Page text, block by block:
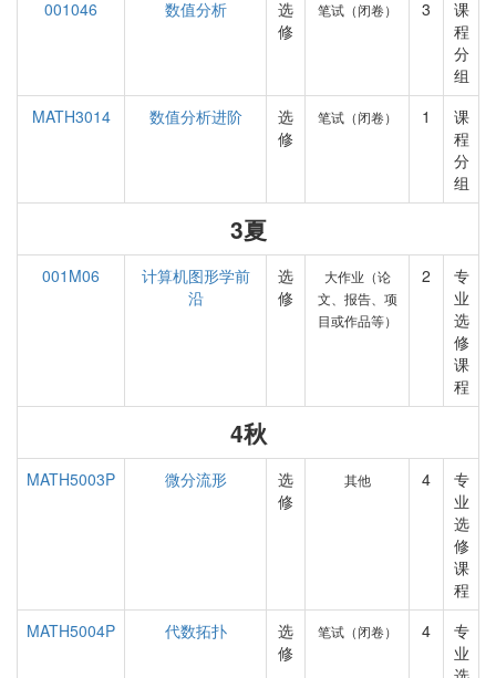
001046 数值分析
选
修
笔试（闭卷） 3
课
程
分
组
MATH3014
数值分析进阶
选
修
笔试（闭卷） 1
课
程
分
组
3夏
001M06
计算机图形学前
沿
选
修
大作业（论
文、报告、项
目或作品等）
2
专
业
选
修
课
程
4秋
MATH5003P 微分流形
选
修
其他 4
专
业
选
修
课
程
MATH5004P
代数拓扑
选
修
笔试（闭卷） 4
专
业